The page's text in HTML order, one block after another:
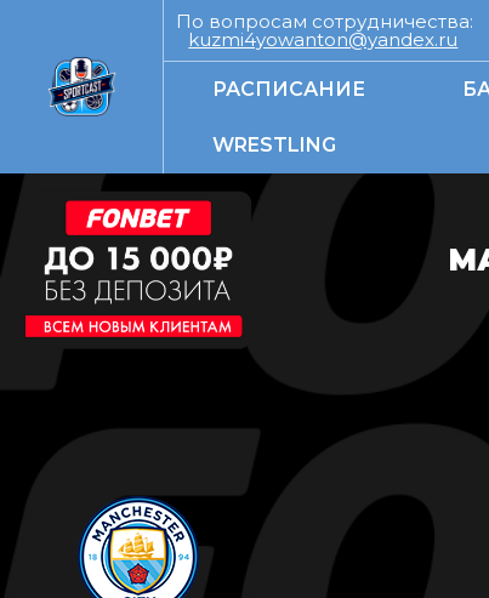
По вопросам сотрудничества:
kuzmi4yowanton@yandex.ru
РАСПИСАНИЕ
WRESTLING